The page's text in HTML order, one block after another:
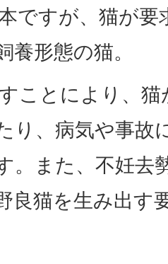
ですが、猫が
養形態の猫。
ことにより、
り、病気や事故
。また、不妊去
良猫を生み出す